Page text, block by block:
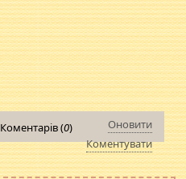
Коментарів (0)
Оновити
Коментувати